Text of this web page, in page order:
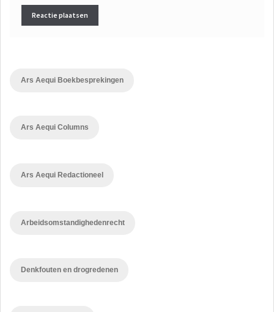
Ars Aequi Boekbesprekingen
Ars Aequi Columns
Ars Aequi Redactioneel
Arbeidsomstandighedenrecht
Denkfouten en drogredenen